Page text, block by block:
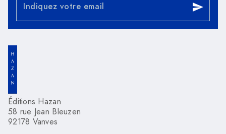
Indiquez votre email send
Éditions Hazan
58 rue Jean Bleuzen
92178 Vanves